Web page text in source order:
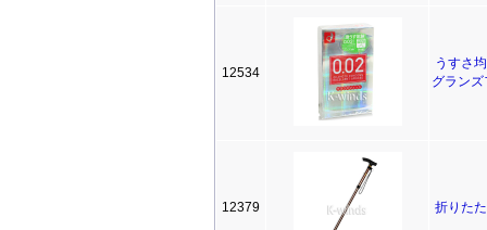
12534
うすさ
グラン
12379 折りた